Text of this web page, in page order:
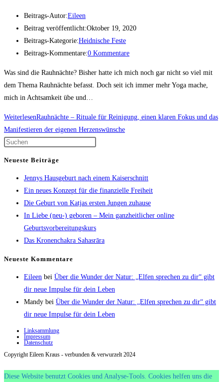
Beitrags-Autor:Eileen
Beitrag veröffentlicht:Oktober 19, 2020
Beitrags-Kategorie:Heidnische Feste
Beitrags-Kommentare:0 Kommentare
Was sind die Rauhnächte? Bisher hatte ich mich noch gar nicht so viel mit
dem Thema Rauhnächte befasst. Doch seit ich immer mehr Yoga mache,
mich in Achtsamkeit übe und…
WeiterlesenRauhnächte – Rituale für Reinigung, einen klaren Fokus und das
Manifestieren der eigenen Herzenswünsche
Neueste Beiträge
Jennys Hausgeburt nach einem Kaiserschnitt
Ein neues Konzept für die finanzielle Freiheit
Die Geburt von Katjas ersten Jungen zuhause
In Liebe (neu-) geboren – Mein ganzheitlicher online
Geburtsvorbereitungskurs
Das Kronenchakra Sahasrāra
Neueste Kommentare
Eileen bei Über die Wunder der Natur: „Elfen sprechen zu dir“ gibt
dir neue Impulse für dein Leben
Mandy bei Über die Wunder der Natur: „Elfen sprechen zu dir“ gibt
dir neue Impulse für dein Leben
Linksammlung
Impressum
Datenschutz
Copyright Eileen Kraus - verbunden & verwurzelt 2024
Diese Website benutzt Cookies und Analyse-Tools. Cookies helfen uns die